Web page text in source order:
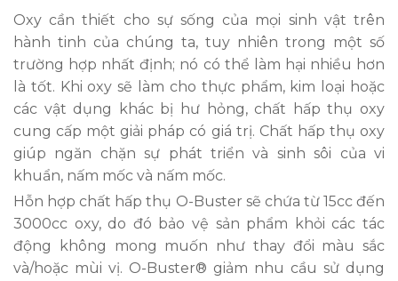
Oxy cần thiết cho sự sống của mọi sinh vật trên
hành tinh của chúng ta, tuy nhiên trong một số
trường hợp nhất định; nó có thể làm hại nhiều hơn
là tốt. Khi oxy sẽ làm cho thực phẩm, kim loại hoặc
các vật dụng khác bị hư hỏng, chất hấp thụ oxy
cung cấp một giải pháp có giá trị. Chất hấp thụ oxy
giúp ngăn chặn sự phát triển và sinh sôi của vi
khuẩn, nấm mốc và nấm mốc.
Hỗn hợp chất hấp thụ O-Buster sẽ chứa từ 15cc đến
3000cc oxy, do đó bảo vệ sản phẩm khỏi các tác
động không mong muốn như thay đổi màu sắc
và/hoặc mùi vị. O-Buster® giảm nhu cầu sử dụng